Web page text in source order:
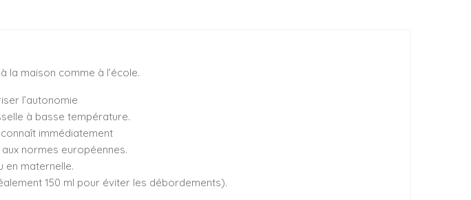
la maison comme à l’école.
l’autonomie
à basse température.
immédiatement
normes européennes.
en maternelle.
150 ml pour éviter les débordements).